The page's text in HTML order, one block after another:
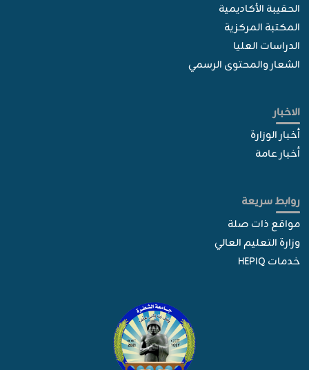
الحقيبة الأكاديمية
المكتبة المركزية
الدراسات العليا
الشعار والمحتوى الرسمي
الاخبار
أخبار الوزارة
أخبار عامة
روابط سريعة
مواقع ذات صلة
وزارة التعليم العالي
خدمات HEPIQ